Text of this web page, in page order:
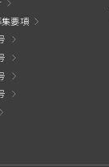
要項